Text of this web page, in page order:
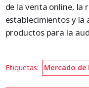
de la venta online, la
establecimientos y
productos para la
Etiquetas: Mercado de